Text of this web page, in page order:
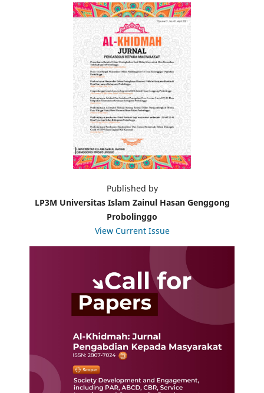
Published by
LP3M Universitas Islam Zainul Hasan Genggong
Probolinggo
View Current Issue